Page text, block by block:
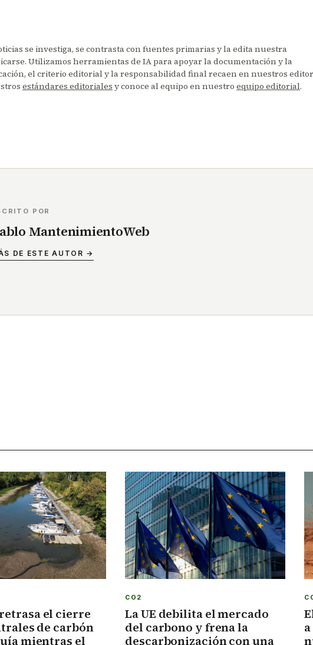
se investiga, se contrasta con fuentes primarias y la edita nuestra
Utilizamos herramientas de IA para apoyar la documentación y la
el criterio editorial y la responsabilidad final recaen en nuestros
estándares editoriales y conoce al equipo en nuestro equipo editorial.
POR
MantenimientoWeb
DE ESTE AUTOR →
el cierre
de carbón
mientras el
CO2
La UE debilita el mercado
del carbono y frena la
descarbonización con una